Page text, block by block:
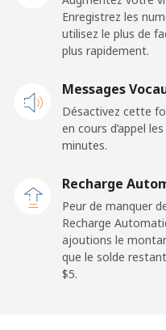
⁦64.5¢⁩
Kuwait
Mobile ⁦6.9¢⁩
Kyrgyzstan
Enregistrez les
utilisez le plus de
plus rapidement.
Messages
Désactivez cette
en cours d’appel
minutes.
Recharge
Peur de manquer
Recharge
ajoutions le
que le solde
⁦$5⁩.